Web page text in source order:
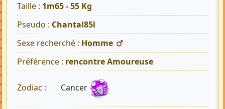
Taille : 1m65 - 55 Kg
Pseudo : Chantal85l
Sexe recherché : Homme
Préférence : rencontre Amoureuse
Zodiac : Cancer